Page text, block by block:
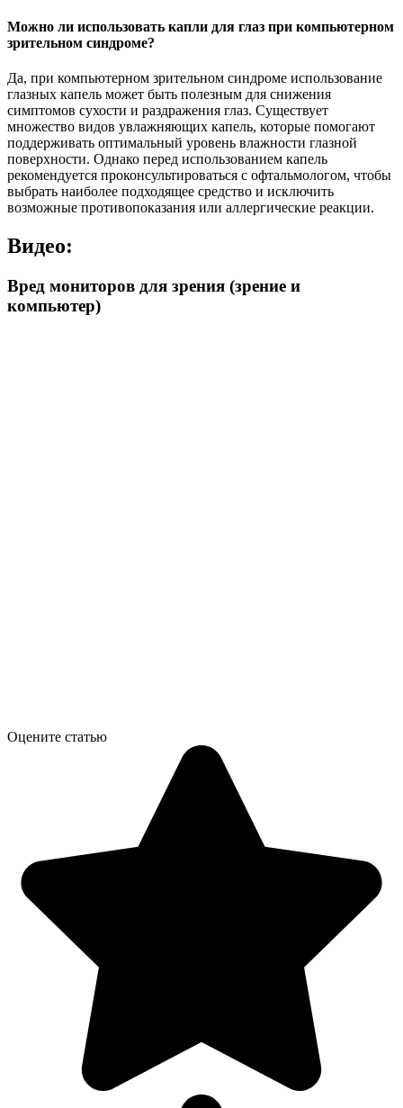
Можно ли использовать капли для глаз при компьютерном
зрительном синдроме?
Да, при компьютерном зрительном синдроме использование
глазных капель может быть полезным для снижения
симптомов сухости и раздражения глаз. Существует
множество видов увлажняющих капель, которые помогают
поддерживать оптимальный уровень влажности глазной
поверхности. Однако перед использованием капель
рекомендуется проконсультироваться с офтальмологом, чтобы
выбрать наиболее подходящее средство и исключить
возможные противопоказания или аллергические реакции.
Видео:
Вред мониторов для зрения (зрение и
компьютер)
Оцените статью